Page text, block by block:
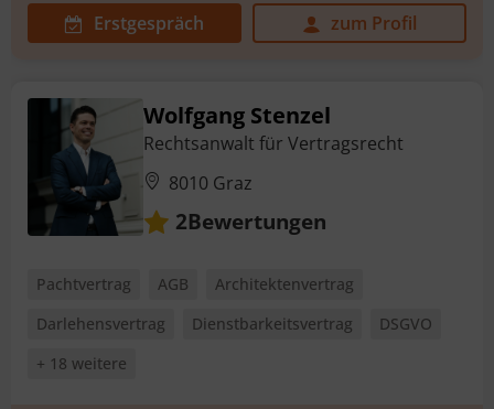
Erstgespräch zum Profil
Wolfgang Stenzel
Rechtsanwalt für Vertragsrecht
8010 Graz
2Bewertungen
Pachtvertrag AGB
Architektenvertrag
Darlehensvertrag
Dienstbarkeitsvertrag
DSGVO
+ 18 weitere